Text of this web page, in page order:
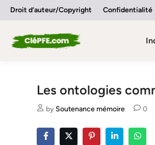
SkipDroit d’auteur/Copyright Confidentialité
Les ontologies
by Soutenance mémoire 0